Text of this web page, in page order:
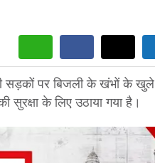
सड़कों पर बिजली के खंभों के खुले
सुरक्षा के लिए उठाया गया है।